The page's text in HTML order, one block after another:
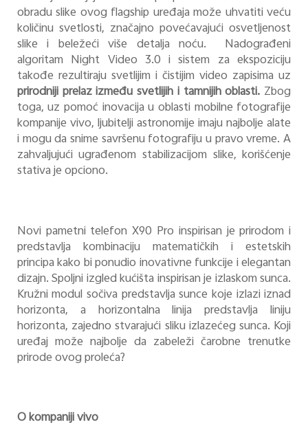
obradu slike ovog flagship uređaja može uhvatiti veću
količinu svetlosti, značajno povećavajući osvetljenost
slike i beležeći više detalja noću. Nadograđeni
algoritam Night Video 3.0 i sistem za ekspoziciju
takođe rezultiraju svetlijim i čistijim video zapisima uz
prirodniji prelaz između svetlijih i tamnijih oblasti. Zbog
toga, uz pomoć inovacija u oblasti mobilne fotografije
kompanije vivo, ljubitelji astronomije imaju najbolje alate
i mogu da snime savršenu fotografiju u pravo vreme. A
zahvaljujući ugrađenom stabilizacijom slike, korišćenje
stativa je opciono.
Novi pametni telefon X90 Pro inspirisan je prirodom i
predstavlja kombinaciju matematičkih i estetskih
principa kako bi ponudio inovativne funkcije i elegantan
dizajn. Spoljni izgled kućišta inspirisan je izlaskom sunca.
Kružni modul sočiva predstavlja sunce koje izlazi iznad
horizonta, a horizontalna linija predstavlja liniju
horizonta, zajedno stvarajući sliku izlazećeg sunca. Koji
uređaj može najbolje da zabeleži čarobne trenutke
prirode ovog proleća?
O kompaniji vivo